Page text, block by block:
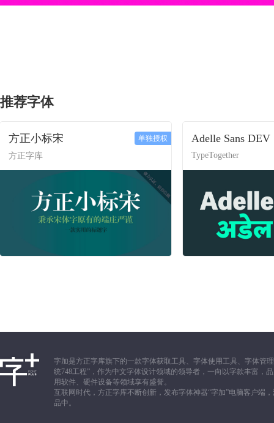
推荐字体
方正小标宋
方正字库
单独授权 Adelle Sans DEV
TypeTogether
字加是方正字库旗下的一款字体获取工具、字体使用工具、字体管
统748工程”，作为中文字体设计领域的领导者，一向以字款丰富，
用软件、硬件设备等领域享有盛誉。
互联网时代，方正字库不断创新，发布字体神器“字加”电脑客户端
品中。